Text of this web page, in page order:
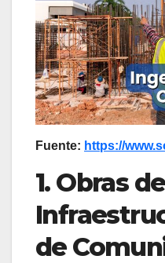
Fuente: https://
1. Obras de
de